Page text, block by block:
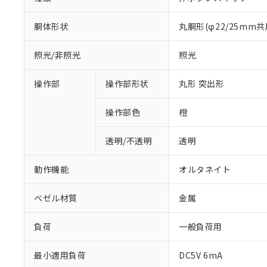
胴体形状 丸胴形(φ22/25mm共
照光/非照光 照光
操作部 操作部形状 丸形 突出形
操作部色 橙
透明/不透明 透明
動作機能 オルタネイト
ベゼル材質 金属
負荷 一般負荷用
最小適用負荷 DC5V 6mA